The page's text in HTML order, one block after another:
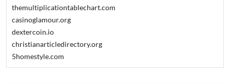
themultiplicationtablechart.com
casinoglamour.org
dextercoin.io
christianarticledirectory.org
5homestyle.com